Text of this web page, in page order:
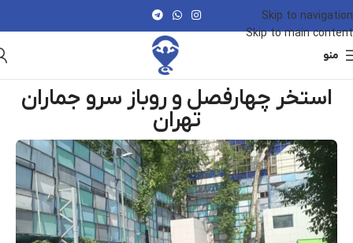
Skip to navigation
Skip to main content
منو
استخر چهارفصل و روباز سرو جماران
تهران